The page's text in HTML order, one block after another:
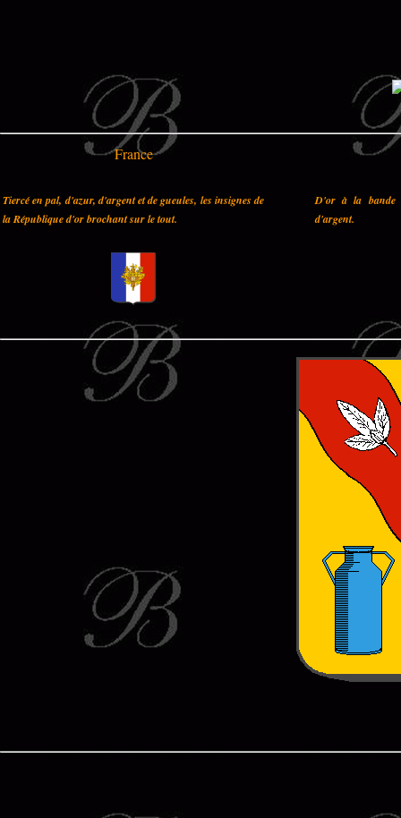
France
Tiercé en pal, d'azur, d'argent et de gueules, les insignes de
la République d'or brochant sur le tout.
D'or à la bande
d'argent.